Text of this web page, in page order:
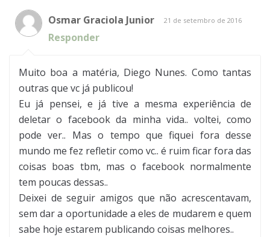
Osmar Graciola Junior 21 de setembro de 2016
Responder
Muito boa a matéria, Diego Nunes. Como tantas
outras que vc já publicou!
Eu já pensei, e já tive a mesma experiência de
deletar o facebook da minha vida.. voltei, como
pode ver.. Mas o tempo que fiquei fora desse
mundo me fez refletir como vc.. é ruim ficar fora das
coisas boas tbm, mas o facebook normalmente
tem poucas dessas..
Deixei de seguir amigos que não acrescentavam,
sem dar a oportunidade a eles de mudarem e quem
sabe hoje estarem publicando coisas melhores..